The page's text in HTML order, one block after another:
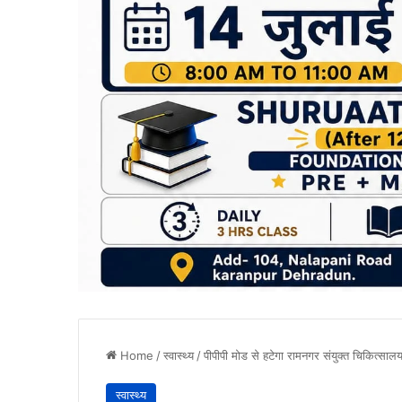
Home /स्वास्थ्य/पीपीपी मोड से हटेगा रामनगर संयुक्त चिकित्सालय
स्वास्थ्य